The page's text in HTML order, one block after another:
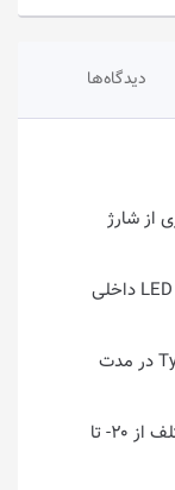
دیدگاه‌ها
از شارژ
اطلاع از وضعیت شارژ به وسیله نشانگر LED داخلی
شارژ سریع و آسان از طریق درگاه Type-C در مدت
تحمل دمایی بالا برای کار در شرایط مختلف از ۲۰- تا